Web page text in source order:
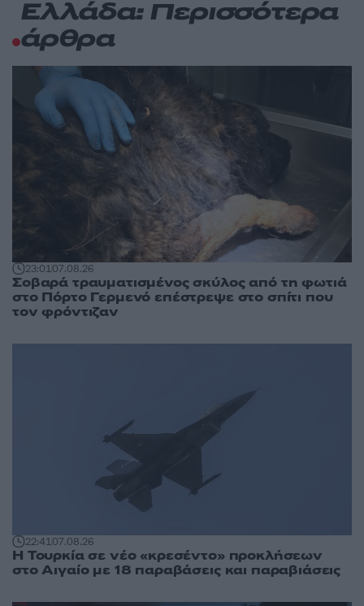
Ελλάδα: Περισσότερα
άρθρα
23:0107.08.26
Σοβαρά τραυματισμένος σκύλος από τη φωτιά
στο Πόρτο Γερμενό επέστρεψε στο σπίτι που
τον φρόντιζαν
22:4107.08.26
Η Τουρκία σε νέο «κρεσέντο» προκλήσεων
στο Αιγαίο με 18 παραβάσεις και παραβιάσεις